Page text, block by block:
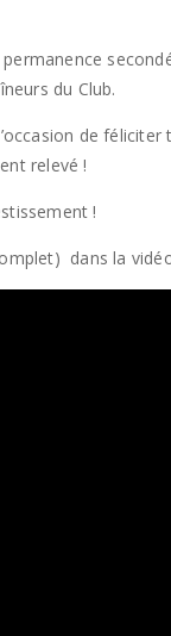
du Club.
de
relevé !
!
dans la